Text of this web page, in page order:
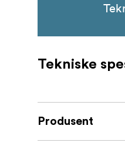
Tekniske
Produsent